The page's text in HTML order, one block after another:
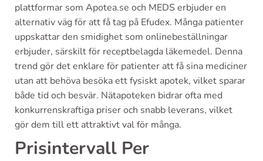
plattformar som Apotea.se och MEDS erbjuder en
alternativ väg för att få tag på Efudex. Många patienter
uppskattar den smidighet som onlinebeställningar
erbjuder, särskilt för receptbelagda läkemedel. Denna
trend gör det enklare för patienter att få sina mediciner
utan att behöva besöka ett fysiskt apotek, vilket sparar
både tid och besvär. Nätapoteken bidrar ofta med
konkurrenskraftiga priser och snabb leverans, vilket
gör dem till ett attraktivt val för många.
Prisintervall Per